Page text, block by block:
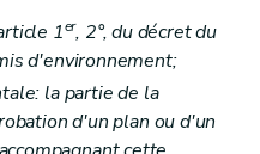
1er, 2°, du décret du
d'environnement;
la partie de la
d'un plan ou d'un